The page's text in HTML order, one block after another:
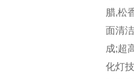
腊,松
面清
成;超
化灯